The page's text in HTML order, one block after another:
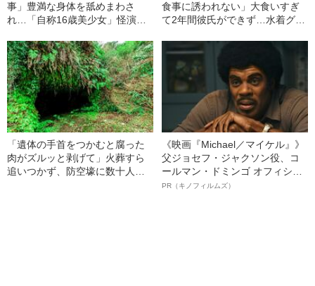
事」豊満な身体を舐めまわさ
れ…「自称16歳美少女」怪演
ぎる“熟れ方”
食事に誘われない」大食いすぎ
て2年間彼氏ができず…水着グラ
女子（24）が語る、驚愕の食生
「遺体の手首をつかむと腐った
肉がズルッと剥げて」火葬すら
追いつかず、防空壕に数十人
《映画『Michael／マイケル』》
父ジョセフ・ジャクソン役、コ
ールマン・ドミンゴ オフィシャ
ルインタビュー“観客を魅了した
PR（キノフィルムズ）